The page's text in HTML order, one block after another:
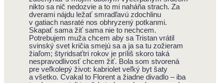
nikto sa nič nedozvie a to mi naháňa strach. Za
dverami nájdu ležať smradľavú zdochlinu
v gatiach nasraté nos obhryzený potkanmi.
Skapať sama žiť sama nie to nechcem.
Potrebujem muža chcem aby sa Tristan vrátil
svinský svet kričia smejú sa a ja sa tu zožieram
žiaľom; štyridsaťtri rokov je príliš skoro taká
nespravodlivosť chcem žiť. Bola som stvorená
pre veľkolepý život: kabriolet veľký byt šaty
a všetko. Cvakal to Florent a žiadne divadlo – iba